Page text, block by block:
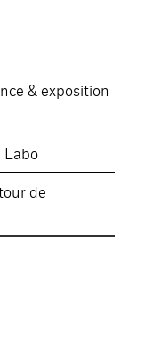
& exposition
Labo
de